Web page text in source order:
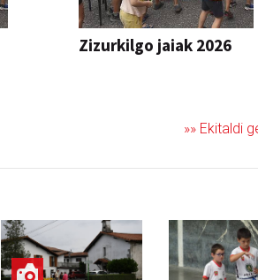
Zizurkilgo jaiak 2026
»» Ekitaldi